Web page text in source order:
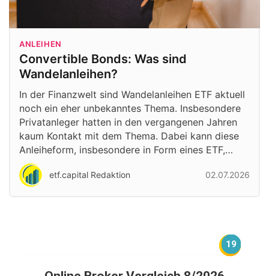
ANLEIHEN
Convertible Bonds: Was sind
Wandelanleihen?
In der Finanzwelt sind Wandelanleihen ETF aktuell
noch ein eher unbekanntes Thema. Insbesondere
Privatanleger hatten in den vergangenen Jahren
kaum Kontakt mit dem Thema. Dabei kann diese
Anleiheform, insbesondere in Form eines ETF,…
etf.capital Redaktion 02.07.2026